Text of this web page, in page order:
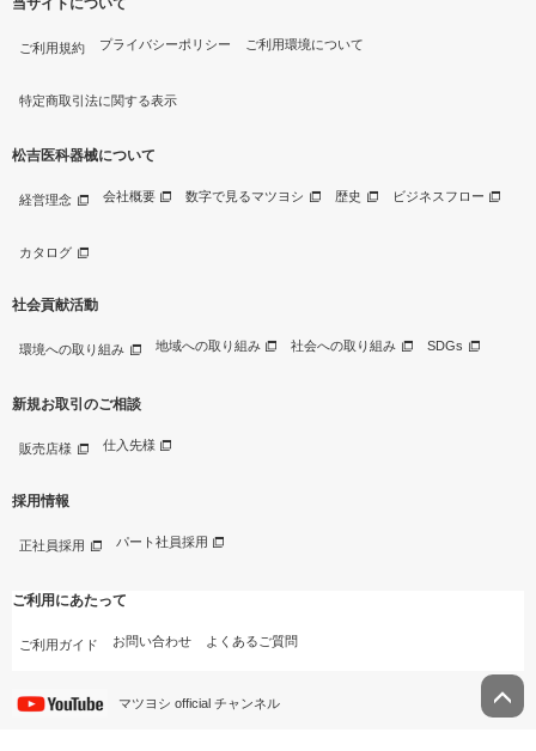
当サイトについて
ご利用規約 プライバシーポリシー ご利用環境について
特定商取引法に関する表示
松吉医科器械について
経営理念 会社概要 数字で見るマツヨシ 歴史 ビジネスフロー
カタログ
社会貢献活動
環境への取り組み 地域への取り組み 社会への取り組み SDGs
新規お取引のご相談
販売店様 仕入先様
採用情報
正社員採用 パート社員採用
ご利用にあたって
ご利用ガイド お問い合わせ よくあるご質問
マツヨシ official チャンネル